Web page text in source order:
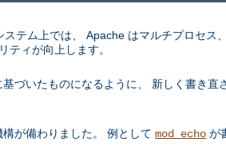
テム上では、 Apache はマルチプロセス
ティが向上します。
基づいたものになるように、 新しく書き
が備わりました。 例として mod_echo が